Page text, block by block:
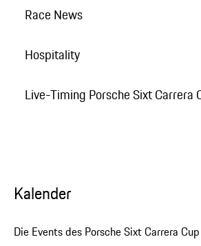
Race News
Hospitality
Live-Timing Porsche Sixt Carrera
Kalender
Die Events des Porsche Sixt Carrera